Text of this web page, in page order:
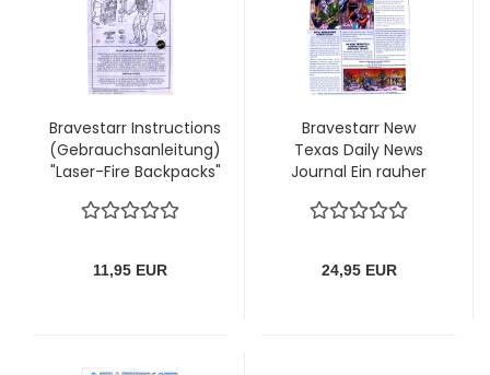
Bravestarr Instructions
(Gebrauchsanleitung)
"Laser-Fire Backpacks"
11,95 EUR
Bravestarr New
Texas Daily News
Journal Ein rauher
Texas von Mattel
24,95 EUR